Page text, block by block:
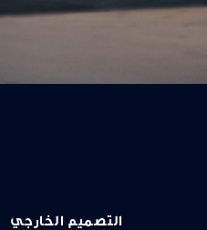
التصميم الخارجي